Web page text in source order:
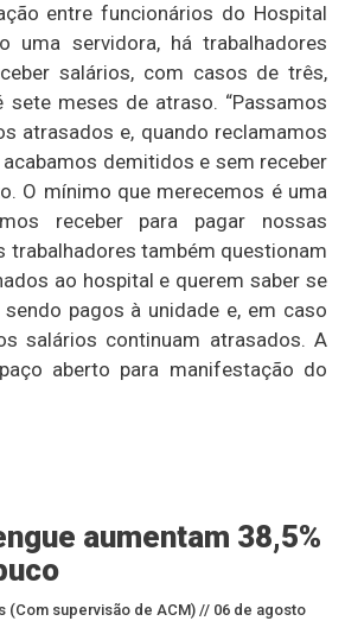
entre funcionários do Hospital
uma servidora, há trabalhadores
salários, com casos de três,
sete meses de atraso. “Passamos
atrasados e, quando reclamamos
demitidos e sem receber
O mínimo que merecemos é uma
receber para pagar nossas
trabalhadores também questionam
ao hospital e querem saber se
pagos à unidade e, em caso
salários continuam atrasados. A
aberto para manifestação do
aumentam 38,5%
(Com supervisão de ACM) // 06 de agosto